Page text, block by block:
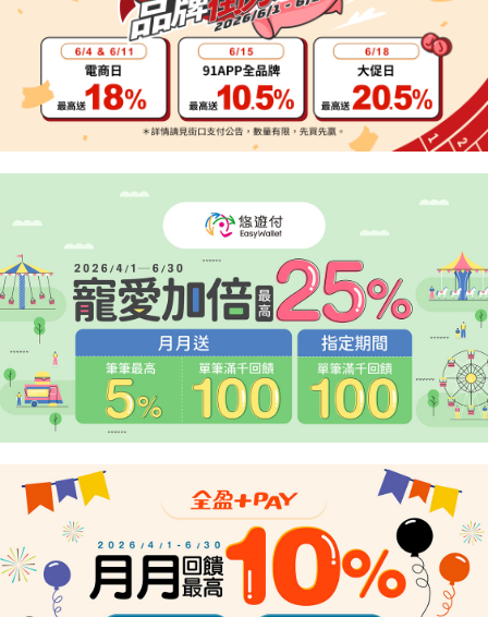
2.付款方式選擇「大哥付你分期」，訂單成立後會自動跳轉到大哥付的交易
流程，驗證手機門號後，選擇欲分期的期數、繳款截止日，確認付款後即完
成交易。
3.實際核准額度、可分期數及費用金額請依後續交易確認頁面所載為準。
4.訂單成立30分鐘內，如未前往確認交易或遇審核未通過，訂單將自動取
消。如遇「轉專審核」未通過狀況，表示未達大哥付你分期系統評分，恕無
法說明評估內容。
2.透過簡訊連結打開帳單後，可選擇「超商條碼／台灣大直營門市／銀行轉
帳／街口支付／iPASS MONEY」等通路繳費。
【注意事項】
1.本服務係由「台灣大哥大股份有限公司」（以下簡稱本公司）所提供，讓
用戶於交易時，得透過本服務購買商品或服務，並由商店將買賣／分期付款
買賣價金債權讓與本公司後，依約使用本公司帳單繳交帳款。
2.基於同意付款使用「大哥付你分期」之契約關係目的，商店將以您的個人
資料（包含姓名、電話或地址）提供予台灣大哥大進項蒐集、處理及利用，
由本公司與您本人進行分期帳單所需資料之確認、核對及更正。
3.完整用戶服務條款，請詳閱以下連結： https://oppay.tw/userRule
相關說明
【關於「AFTEE先享後付」】
AFTEE先享後付是「在收到商品之後才付款」的支付方式。 讓您購物簡單
便利好安心！
１．簡單：不需註冊會員、不需綁卡、不需儲值。
２．便利：只要手機號碼，簡訊認證，即可結帳。
３．安心：先確認商品／服務後，再付款。
【「AFTEE先享後付」結帳流程】
１．於結帳方式選擇「AFTEE先享後付」後，將跳轉至「AFTEE先享後付」
結帳頁面，進行簡訊認證並確認金額後，即可完成結帳。
２．訂單成立數日內，您將收到繳費通知簡訊。
３．收到繳費通知簡訊後14天內，點擊此簡訊中的連結，可透過四大超商／
ATM／網路銀行／等多元方式進行付款，方視為交易完成。
※ 請注意：結帳手續完成當下不需立刻繳費，但若您需要取消訂單，請聯絡
購買商品的店家。未經商家同意取消之訂單仍視為有效，需透過AFTEE先享
後付繳納相關費用。
※ 交易是否成功請以「AFTEE先享後付 」之結帳頁面顯示為準，若有關於
是否繳費成功／繳費後需取消欲退款等相關疑問，請聯繫「AFTEE先享後付
客戶支援中心」https://netprotections.freshdesk.com/support/home
【注意事項】
易，需依本服務之必要範圍內提供個人資料，並將交易相關給付款項請求債
權轉讓予恩沛科技股份有限公司。
２．關於個人資料處理事宜，請瀏覽以下網址：
https://aftee.tw/terms/#terms3
３．未成年的使用者請事先徵得法定代理人或監護人之同意方可使用
「AFTEE先享後付」，若未經同意申辦者引起之損失，本公司不負相關責
任。
４．使用「AFTEE先享後付」時，將依據個別帳號之用戶狀況，依本公司即
ATM付款
運送方式
每筆NT$95，滿NT$1,800(含以上)免運費